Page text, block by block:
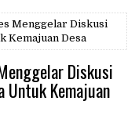
Menggelar Diskusi
Kemajuan Desa
Diskusi
Untuk Kemajuan